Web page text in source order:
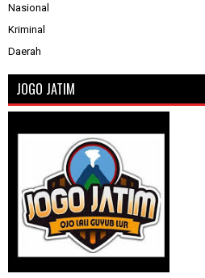
Nasional
Kriminal
Daerah
JOGO JATIM